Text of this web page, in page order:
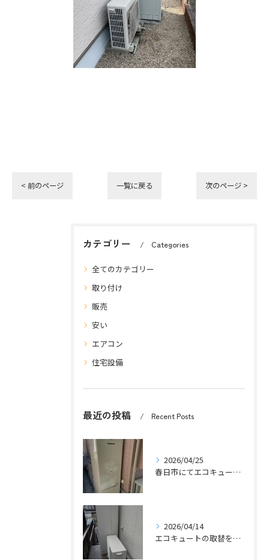
< 前のページ 一覧に戻る 次のページ >
カテゴリー Categories
全てのカテゴリー
取り付け
販売
安い
エアコン
住宅設備
最近の投稿 Recent Posts
2026/04/25
春日市にてエコキュートの取替工事をさせていただきました。
2026/04/14
エコキュートの取替をさせていただきました。